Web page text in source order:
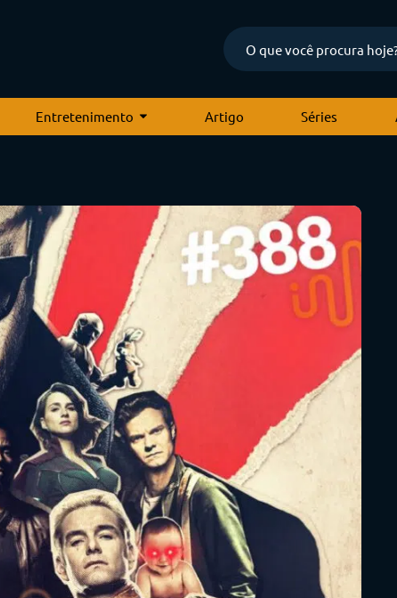
Entretenimento Artigo Séries